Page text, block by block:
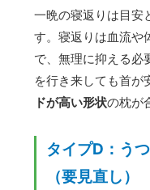
一晩の寝返りは目安
す。寝返りは血流や
で、無理に抑える必
を行き来しても首が
ドが高い形状の枕が
タイプD：う
（要見直し）